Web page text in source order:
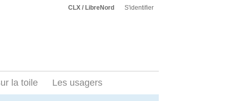
CLX / LibreNord S'identifier
la toile Les usagers